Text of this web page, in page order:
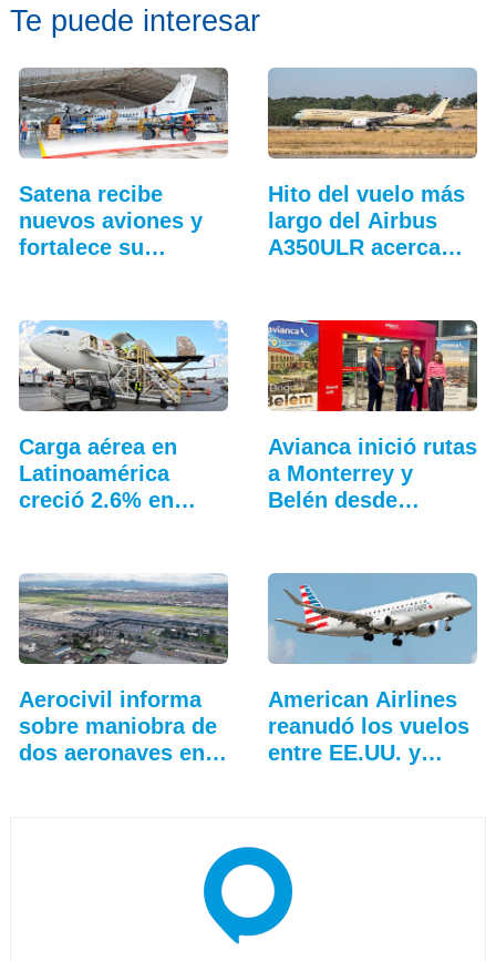
Te puede interesar
Satena recibe
nuevos aviones y
fortalece su
Hito del vuelo más
largo del Airbus
A350ULR acerca…
Carga aérea en
Latinoamérica
creció 2.6% en
Avianca inició rutas
a Monterrey y
Belén desde
Aerocivil informa
sobre maniobra de
dos aeronaves en
American Airlines
reanudó los vuelos
entre EE.UU. y…